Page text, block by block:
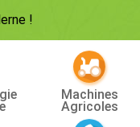
!
Machines
Agricoles